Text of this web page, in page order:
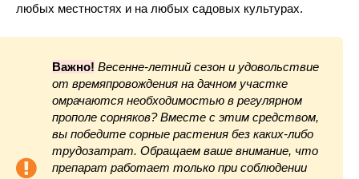
любых местностях и на любых садовых культурах.
Важно! Весенне-летний сезон и удовольствие
от времяпровождения на дачном участке
омрачаются необходимостью в регулярном
прополе сорняков? Вместе с этим средством,
вы победите сорные растения без каких-либо
трудозатрат. Обращаем ваше внимание, что
препарат работает только при соблюдении